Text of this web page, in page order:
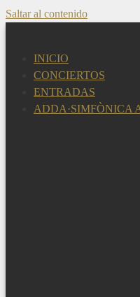
Saltar al contenido
INICIO
CONCIERTOS
ENTRADAS
ADDA·SIMFÒNICA